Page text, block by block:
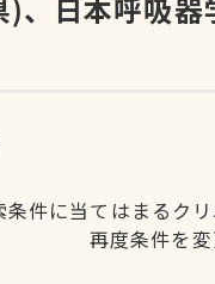
、日本呼吸
条件に当てはまるク
再度条件を